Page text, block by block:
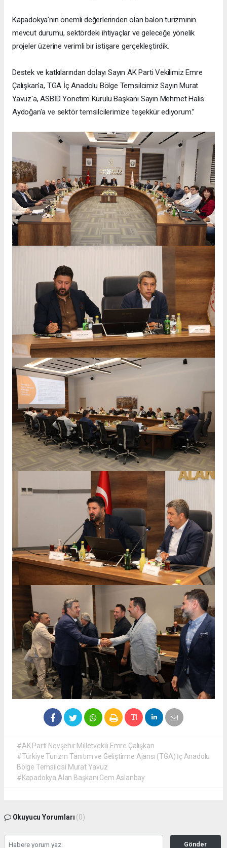
Kapadokya'nın önemli değerlerinden olan balon turizminin
mevcut durumu, sektördeki ihtiyaçlar ve geleceğe yönelik
projeler üzerine verimli bir istişare gerçekleştirdik.
Destek ve katkılarından dolayı Sayın AK Parti Vekilimiz Emre
Çalışkan'a, TGA İç Anadolu Bölge Temsilcimiz Sayın Murat
Yavuz'a, ASBİD Yönetim Kurulu Başkanı Sayın Mehmet Halis
Aydoğan'a ve sektör temsilcilerimize teşekkür ediyorum.”
#AK Parti Nevşehir Milletvekili Emre Çalışkan
#Türkiye Turizm Tanıtım ve Geliştirme Ajansı (TGA) İç Anadolu
Bölge Temsilcisi Murat Yavuz
#Kapadokya Alan Başkanı Cem Aslanbay
Okuyucu Yorumları (0)
Gönder